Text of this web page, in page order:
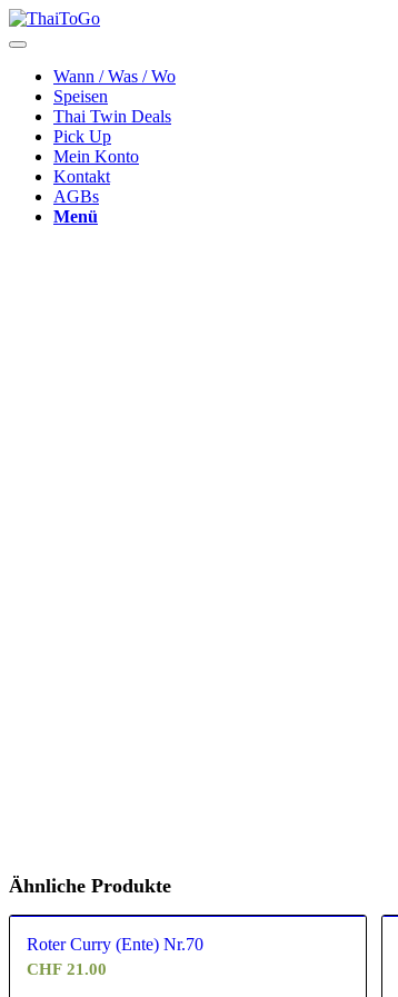
Wann / Was / Wo
Speisen
Thai Twin Deals
Pick Up
Mein Konto
Kontakt
AGBs
Menü
Ähnliche Produkte
Roter Curry (Ente) Nr.70
CHF 21.00